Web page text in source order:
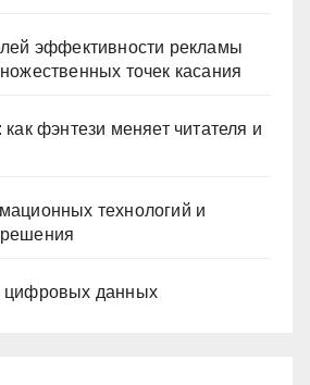
эффективности рекламы
точек касания
фэнтези меняет читателя и
технологий и
цифровых данных